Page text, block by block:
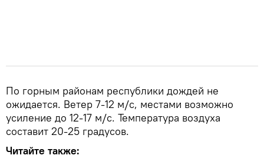
По горным районам республики дождей не
ожидается. Ветер 7-12 м/с, местами возможно
усиление до 12-17 м/с. Температура воздуха
составит 20-25 градусов.
Читайте также: